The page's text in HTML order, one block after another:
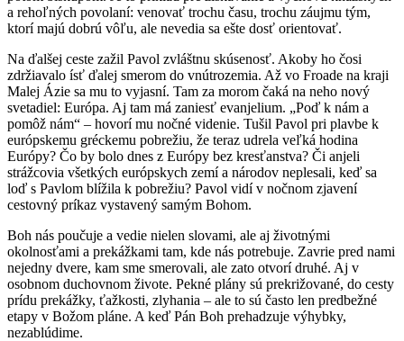
a rehoľných povolaní: venovať trochu času, trochu záujmu tým,
ktorí majú dobrú vôľu, ale nevedia sa ešte dosť orientovať.
Na ďalšej ceste zažil Pavol zvláštnu skúsenosť. Akoby ho čosi
zdržiavalo ísť ďalej smerom do vnútrozemia. Až vo Froade na kraji
Malej Ázie sa mu to vyjasní. Tam za morom čaká na neho nový
svetadiel: Európa. Aj tam má zaniesť evanjelium. „Poď k nám a
pomôž nám“ – hovorí mu nočné videnie. Tušil Pavol pri plavbe k
európskemu gréckemu pobrežiu, že teraz udrela veľká hodina
Európy? Čo by bolo dnes z Európy bez kresťanstva? Či anjeli
strážcovia všetkých európskych zemí a národov neplesali, keď sa
loď s Pavlom blížila k pobrežiu? Pavol vidí v nočnom zjavení
cestovný príkaz vystavený samým Bohom.
Boh nás poučuje a vedie nielen slovami, ale aj životnými
okolnosťami a prekážkami tam, kde nás potrebuje. Zavrie pred nami
nejedny dvere, kam sme smerovali, ale zato otvorí druhé. Aj v
osobnom duchovnom živote. Pekné plány sú prekrižované, do cesty
prídu prekážky, ťažkosti, zlyhania – ale to sú často len predbežné
etapy v Božom pláne. A keď Pán Boh prehadzuje výhybky,
nezablúdime.